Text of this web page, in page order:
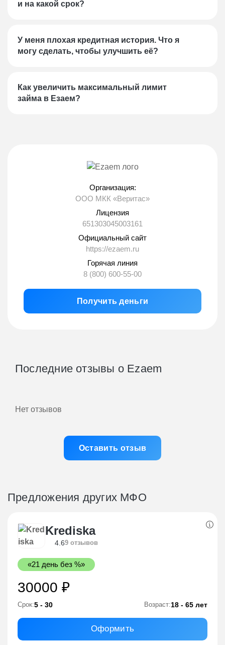
зачисления зависит от банка. Обычно от 1
Если в указанные сроки средства не
поступили на Ваш счет позвоните по
и на какой срок?
У меня плохая кредитная история. Что я
могу сделать, чтобы улучшить её?
Как увеличить максимальный лимит
займа в Езаем?
Организация:
ООО МКК «Веритас»
Лицензия
651303045003161
Официальный сайт
https://ezaem.ru
Горячая линия
8 (800) 600-55-00
Получить деньги
Последние отзывы о Ezaem
Нет отзывов
Оставить отзыв
Предложения других МФО
Krediska
4.69 отзывов
«21 день без %»
30000 ₽
Срок:5 - 30 Возраст:18 - 65 лет
Оформить